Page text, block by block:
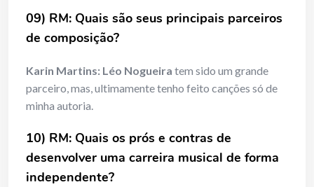
09) RM: Quais são seus principais parceiros
de composição?
Karin Martins: Léo Nogueira tem sido um grande
parceiro, mas, ultimamente tenho feito canções só de
minha autoria.
10) RM: Quais os prós e contras de
desenvolver uma carreira musical de forma
independente?